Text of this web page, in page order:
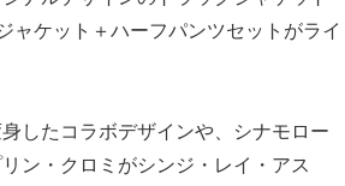
ャケット＋ハーフパンツセットがライ
したコラボデザインや、シナモロー
ン・クロミがシンジ・レイ・アス